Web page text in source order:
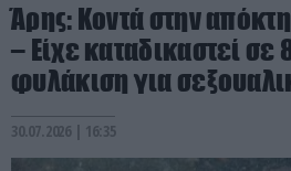
Άρης: Κοντά στην
– Είχε καταδικαστεί σε
φυλάκιση για
30.07.2026 | 16:35